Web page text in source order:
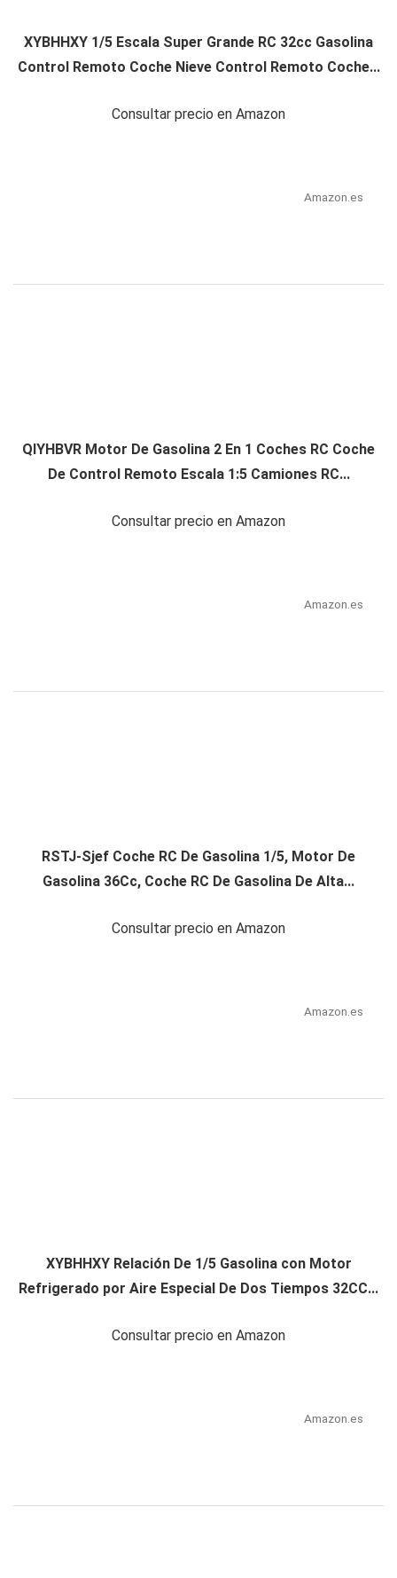
XYBHHXY 1/5 Escala Super Grande RC 32cc Gasolina
Control Remoto Coche Nieve Control Remoto Coche...
Consultar precio en Amazon
Amazon.es
QIYHBVR Motor De Gasolina 2 En 1 Coches RC Coche
De Control Remoto Escala 1:5 Camiones RC...
Consultar precio en Amazon
Amazon.es
RSTJ-Sjef Coche RC De Gasolina 1/5, Motor De
Gasolina 36Cc, Coche RC De Gasolina De Alta...
Consultar precio en Amazon
Amazon.es
XYBHHXY Relación De 1/5 Gasolina con Motor
Refrigerado por Aire Especial De Dos Tiempos 32CC...
Consultar precio en Amazon
Amazon.es